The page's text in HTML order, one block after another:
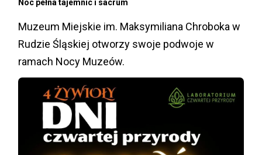
Noc pełna tajemnic i sacrum
Muzeum Miejskie im. Maksymiliana Chroboka w
Rudzie Śląskiej otworzy swoje podwoje w
ramach Nocy Muzeów.